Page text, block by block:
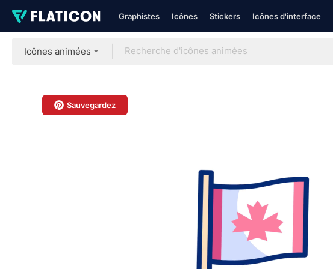
Graphistes Icônes Stickers Icônes d'interface
Icônes animées
Sauvegardez